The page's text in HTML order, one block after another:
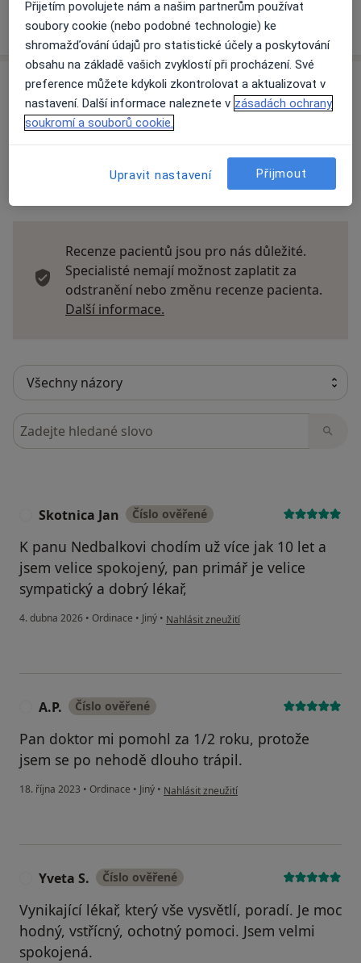
Víceo adrese
Názory
Přidejte svůj názor
Recenze pacientů jsou pro nás důležité.
Specialisté nemají možnost zaplatit za
odstranění nebo změnu recenze pacienta.
Další informace.
Hledejte v názorech
Skotnica Jan Číslo ověřené
K panu Nedbalkovi chodím už více jak 10 let a
jsem velice spokojený, pan primář je velice
sympatický a dobrý lékař,
4. dubna 2026 • Ordinace • Jiný • podle názoru uživatele Skotnica Jan
Nahlásit zneužití
A.P. Číslo ověřené
Pan doktor mi pomohl za 1/2 roku, protože
jsem se po nehodě dlouho trápil.
18. října 2023 • Ordinace • Jiný • podle názoru uživatele A.P.
Nahlásit zneužití
Yveta S. Číslo ověřené
Vynikající lékař, který vše vysvětlí, poradí. Je moc
hodný, vstřícný, ochotný pomoci. Jsem velmi
spokojená.
Přijetím povolujete nám a našim partnerům používat
soubory cookie (nebo podobné technologie) ke
shromažďování údajů pro statistické účely a poskytování
obsahu na základě vašich zvyklostí při procházení. Své
preference můžete kdykoli zkontrolovat a aktualizovat v
nastavení. Další informace naleznete v zásadách ochrany
soukromí a souborů cookie.
Upravit nastavení Přijmout